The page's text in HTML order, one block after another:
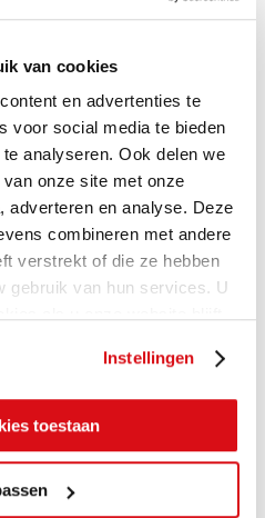
van cookies
en advertenties te
voor social media te bieden
analyseren. Ook delen we
onze site met onze
adverteren en analyse. Deze
combineren met andere
verstrekt of die ze hebben
gebruik van hun services. U
Instellingen
toestaan